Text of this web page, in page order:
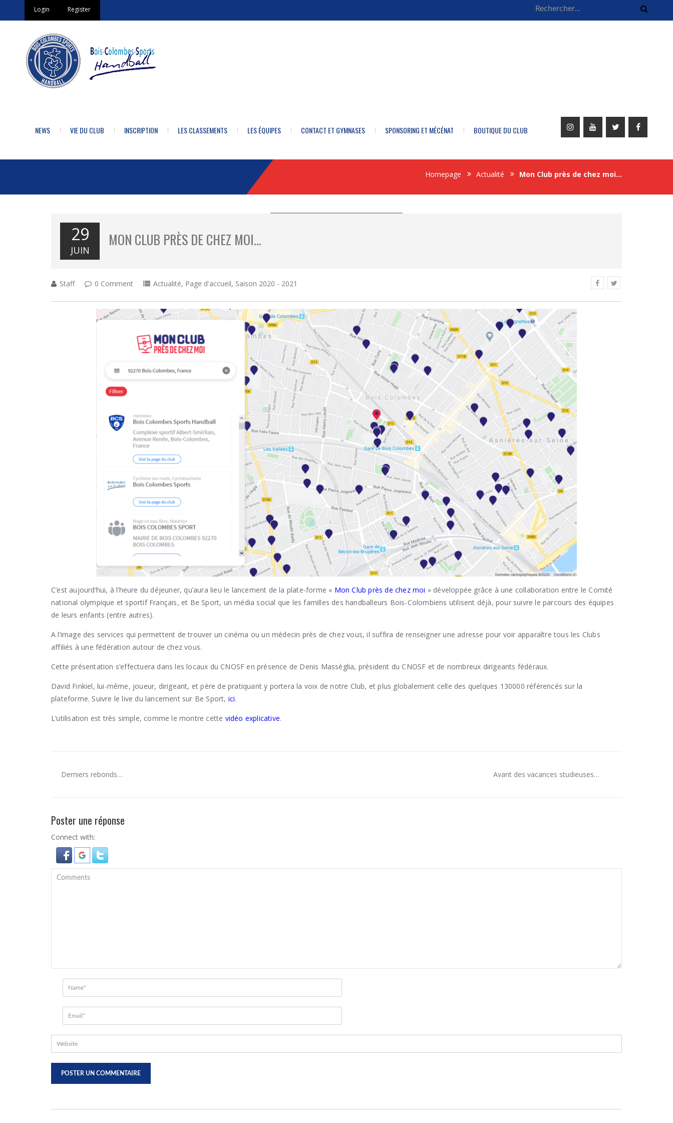
Login Register
NEWS VIE DU CLUB INSCRIPTION LES CLASSEMENTS LES ÉQUIPES CONTACT ET GYMNASES SPONSORING ET MÉCÉNAT BOUTIQUE DU CLUB
Homepage Actualité Mon Club près de chez moi…
29
JUIN
MON CLUB PRÈS DE CHEZ MOI…
Staff 0 Comment Actualité, Page d'accueil, Saison 2020 - 2021
C’est aujourd’hui, à l’heure du déjeuner, qu’aura lieu le lancement de la plate-forme « Mon Club près de chez moi » développée grâce à une collaboration entre le Comité
national olympique et sportif Français, et Be Sport, un média social que les familles des handballeurs Bois-Colombiens utilisent déjà, pour suivre le parcours des équipes
de leurs enfants (entre autres).
A l’image des services qui permettent de trouver un cinéma ou un médecin près de chez vous, il suffira de renseigner une adresse pour voir apparaître tous les Clubs
affiliés à une fédération autour de chez vous.
Cette présentation s’effectuera dans les locaux du CNOSF en présence de Denis Masséglia, président du CNOSF et de nombreux dirigeants fédéraux.
David Finkiel, lui-même, joueur, dirigeant, et père de pratiquant y portera la voix de notre Club, et plus globalement celle des quelques 130000 référencés sur la
plateforme. Suivre le live du lancement sur Be Sport, ici.
L’utilisation est très simple, comme le montre cette vidéo explicative.
Derniers rebonds… Avant des vacances studieuses…
Poster une réponse
Connect with: